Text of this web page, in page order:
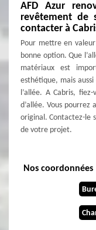
AFD Azur
revêtement de
contacter à
Pour mettre en
bonne option. Que
matériaux est
esthétique, mais
l’allée. A Cabris,
d’allée. Vous pourrez
original. Contactez-le
de votre projet.
Nos coordonnées